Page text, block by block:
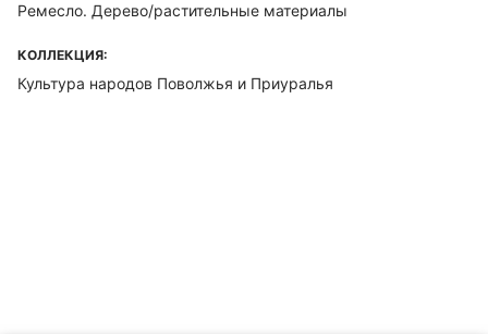
Ремесло. Дерево/растительные материалы
КОЛЛЕКЦИЯ:
Культура народов Поволжья и Приуралья